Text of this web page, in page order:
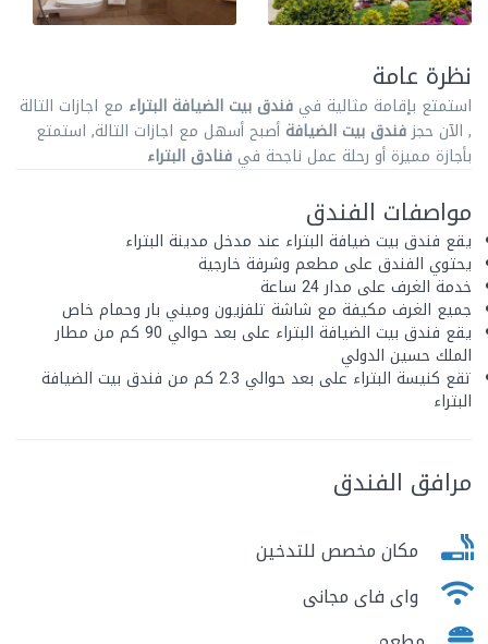
نظرة عامة
استمتع بإقامة مثالية في فندق بيت الضيافة البتراء مع اجازات التالة
, الآن حجزفندق بيت الضيافةأصبح أسهل مع اجازات التالة, استمتع
بأجازة مميزة أو رحلة عمل ناجحة في فنادق البتراء
مواصفات الفندق
يقع فندق بيت ضيافة البتراء عند مدخل مدينة البتراء
يحتوي الفندق على مطعم وشرفة خارجية
خدمة الغرف على مدار 24 ساعة
جميع الغرف مكيفة مع شاشة تلفزيون وميني بار وحمام خاص
يقع فندق بيت الضيافة البتراء على بعد حوالي 90 كم من مطار
الملك حسين الدولي
تقع كنيسة البتراء على بعد حوالي 2.3 كم من فندق بيت الضيافة
البتراء
مرافق الفندق
مكان مخصص للتدخين
واى فاى مجانى